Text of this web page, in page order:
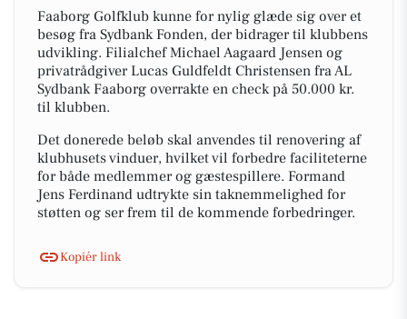
Faaborg Golfklub kunne for nylig glæde sig over et
besøg fra Sydbank Fonden, der bidrager til klubbens
udvikling. Filialchef Michael Aagaard Jensen og
privatrådgiver Lucas Guldfeldt Christensen fra AL
Sydbank Faaborg overrakte en check på 50.000 kr.
til klubben.
Det donerede beløb skal anvendes til renovering af
klubhusets vinduer, hvilket vil forbedre faciliteterne
for både medlemmer og gæstespillere. Formand
Jens Ferdinand udtrykte sin taknemmelighed for
støtten og ser frem til de kommende forbedringer.
Kopiér link